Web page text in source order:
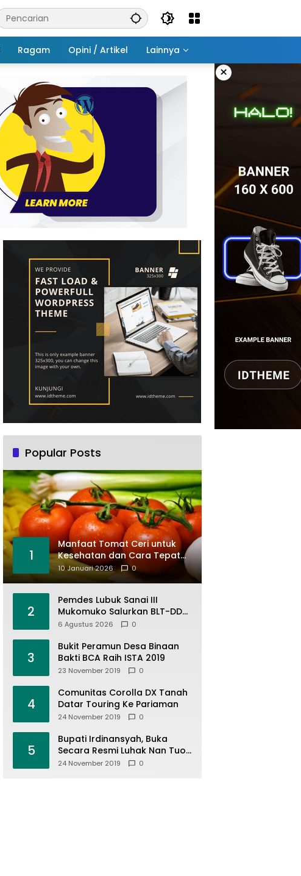
Ragam Opini / Artikel Lainnya
×
Popular Posts
1
Manfaat Tomat Ceri untuk
Kesehatan dan Cara Tepat
Mengonsumsinya
10 Januari 2026 0
2
Pemdes Lubuk Sanai III
Mukomuko Salurkan BLT-DD
April-Juni 2026, KPM Terima
6 Agustus 2026 0
3
Bukit Peramun Desa Binaan
Bakti BCA Raih ISTA 2019
23 November 2019 0
4
Comunitas Corolla DX Tanah
Datar Touring Ke Pariaman
24 November 2019 0
5
Bupati Irdinansyah, Buka
Secara Resmi Luhak Nan Tuo
Wirabraja Adventure Offroad
24 November 2019 0